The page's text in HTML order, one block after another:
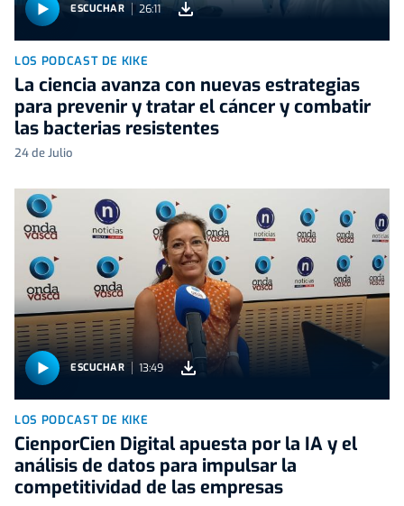
ESCUCHAR 26:11
LOS PODCAST DE KIKE
La ciencia avanza con nuevas estrategias
para prevenir y tratar el cáncer y combatir
las bacterias resistentes
24 de Julio
ESCUCHAR 13:49
LOS PODCAST DE KIKE
CienporCien Digital apuesta por la IA y el
análisis de datos para impulsar la
competitividad de las empresas